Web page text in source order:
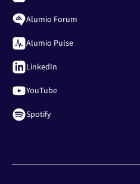
Alumio Forum
Alumio Pulse
LinkedIn
YouTube
Spotify